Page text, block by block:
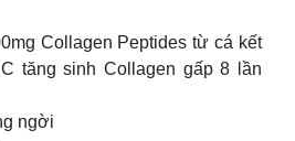
Collagen Peptides từ cá kết
tăng sinh Collagen gấp 8 lần
ngời